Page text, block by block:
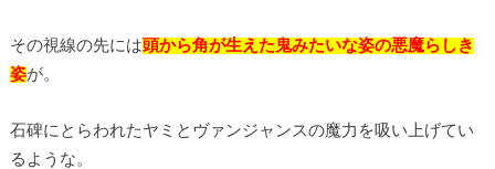
その視線の先には頭から角が生えた鬼みたいな姿の悪魔らしき
姿が。
石碑にとらわれたヤミとヴァンジャンスの魔力を吸い上げてい
るような。